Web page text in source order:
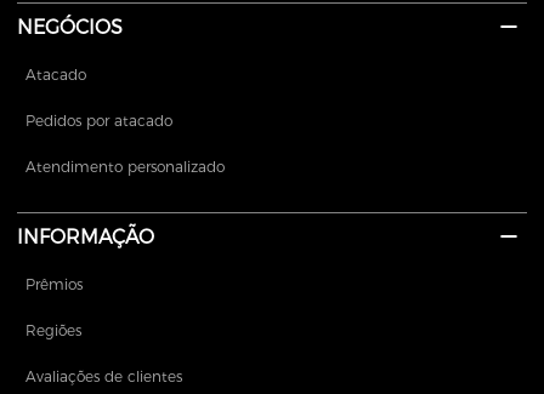
NEGÓCIOS
Atacado
Pedidos por atacado
Atendimento personalizado
INFORMAÇÃO
Prêmios
Regiões
Avaliações de clientes